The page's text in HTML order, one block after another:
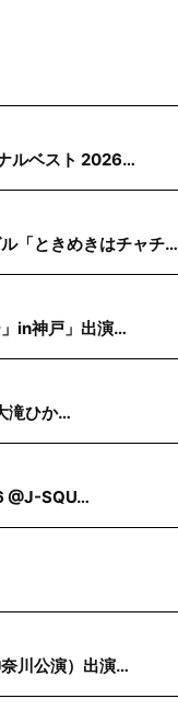
ルベスト 2026…
「ときめきはチャチ…
in神戸」出演…
滝ひか…
@J-SQU…
川公演）出演…